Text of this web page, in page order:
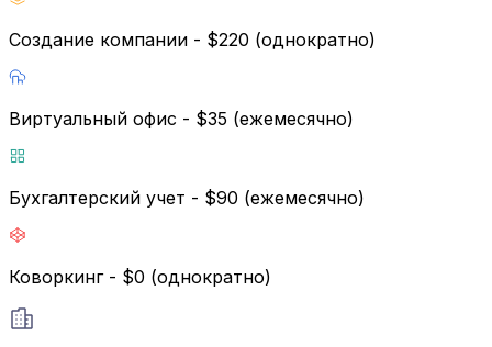
Создание компании - $220 (однократно)
Виртуальный офис - $35 (ежемесячно)
Бухгалтерский учет - $90 (ежемесячно)
Коворкинг - $0 (однократно)